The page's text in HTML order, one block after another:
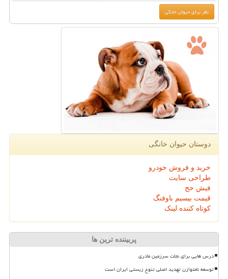
دوستان حیوان خانگی
خرید و فروش خودرو
طراحی سایت
فیش حج
قیمت بیسیم باوفنگ
کوتاه کننده لینک
پربیننده ترین ها
درس هایی برای نجات سرزمین مادری
توسعه نامتوازن تهدید اصلی تنوع زیستی ایران است